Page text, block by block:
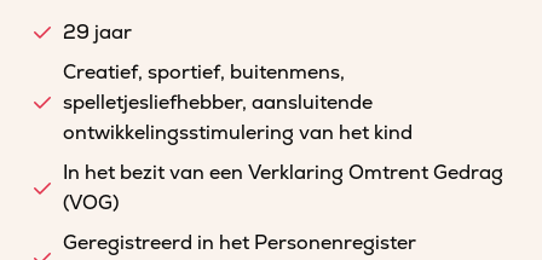
29 jaar
Creatief, sportief, buitenmens,
spelletjesliefhebber, aansluitende
ontwikkelingsstimulering van het kind
In het bezit van een Verklaring Omtrent Gedrag
(VOG)
Geregistreerd in het Personenregister